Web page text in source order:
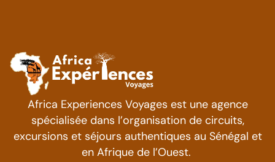
Africa Experiences Voyages est une agence
spécialisée dans l’organisation de circuits,
excursions et séjours authentiques au Sénégal et
en Afrique de l’Ouest.